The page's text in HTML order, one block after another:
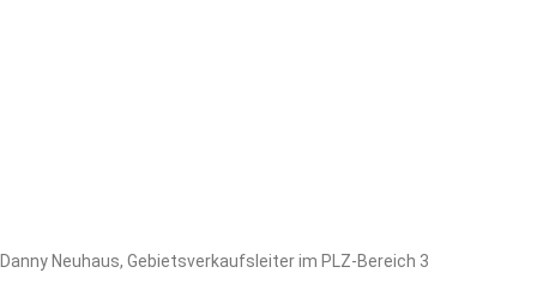
Danny Neuhaus, Gebietsverkaufsleiter im PLZ-Bereich 3